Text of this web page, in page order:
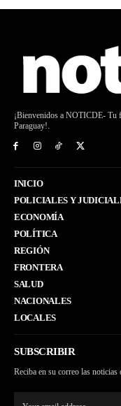
¡Bienvenidos a NOTICDE- Tu
Paraguay!.
INICIO
POLICIALES Y
ECONOMÍA
POLÍTICA
REGIÓN
FRONTERA
SALUD
NACIONALES
LOCALES
SUBSCRIBIR
Reciba en su correo las noticias